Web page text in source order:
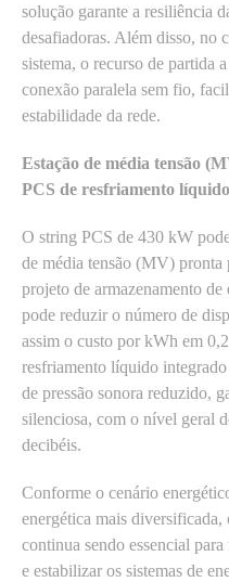
solução garante a resiliência
desafiadoras. Além disso, no
sistema, o recurso de partida
conexão paralela sem fio,
estabilidade da rede.
Estação de média tensão
PCS de resfriamento
O string PCS de 430 kW
de média tensão (MV)
projeto de armazenamento
pode reduzir o número de
assim o custo por kWh em
resfriamento líquido
de pressão sonora reduzido,
silenciosa, com o nível geral
decibéis.
Conforme o cenário
energética mais diversificada,
continua sendo essencial
e estabilizar os sistemas de